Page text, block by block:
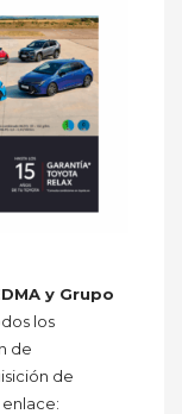
y Grupo
los
de
de